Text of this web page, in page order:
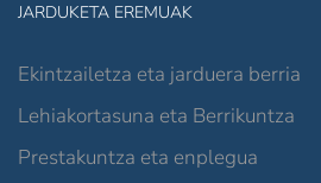
JARDUKETA EREMUAK
Ekintzailetza eta jarduera berria
Lehiakortasuna eta Berrikuntza
Prestakuntza eta enplegua